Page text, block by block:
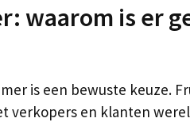
waarom is er
is een bewuste keuze.
verkopers en klanten